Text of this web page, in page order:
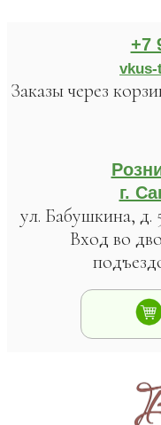
+7
Заказы через
г.
ул. Бабушкина, д.
Вход во